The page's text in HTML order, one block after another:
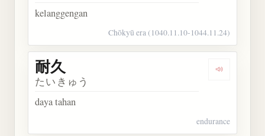
kelanggengan
Chōkyū era (1040.11.10-1044.11.24)
Dengarkan
耐久
たいきゅう
daya tahan
endurance